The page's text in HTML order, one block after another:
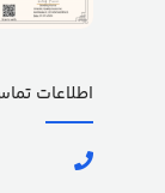
اطلاعات